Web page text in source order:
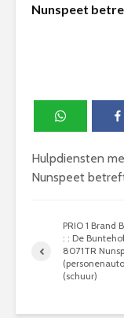
Nunspeet
Hulpdiensten
Nunspeet
PRIO 1 Brand
: : De
8071TR
(schuur)